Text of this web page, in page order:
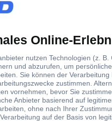
konforme
über RailCom und
ein-/ausgeschaltet
12 -18 V (je nach
Netzteil (12–26 V)